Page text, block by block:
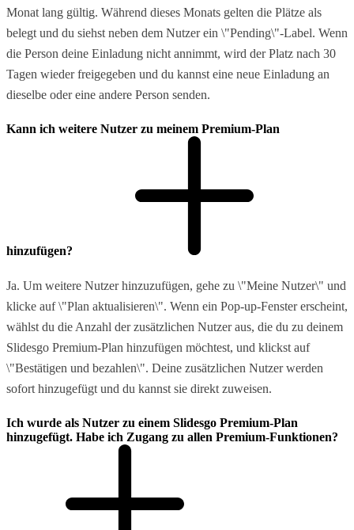
Monat lang gültig. Während dieses Monats gelten die Plätze als
belegt und du siehst neben dem Nutzer ein \"Pending\"-Label. Wenn
die Person deine Einladung nicht annimmt, wird der Platz nach 30
Tagen wieder freigegeben und du kannst eine neue Einladung an
dieselbe oder eine andere Person senden.
Kann ich weitere Nutzer zu meinem Premium-Plan
hinzufügen?
Ja. Um weitere Nutzer hinzuzufügen, gehe zu \"Meine Nutzer\" und
klicke auf \"Plan aktualisieren\". Wenn ein Pop-up-Fenster erscheint,
wählst du die Anzahl der zusätzlichen Nutzer aus, die du zu deinem
Slidesgo Premium-Plan hinzufügen möchtest, und klickst auf
\"Bestätigen und bezahlen\". Deine zusätzlichen Nutzer werden
sofort hinzugefügt und du kannst sie direkt zuweisen.
Ich wurde als Nutzer zu einem Slidesgo Premium-Plan
hinzugefügt. Habe ich Zugang zu allen Premium-Funktionen?